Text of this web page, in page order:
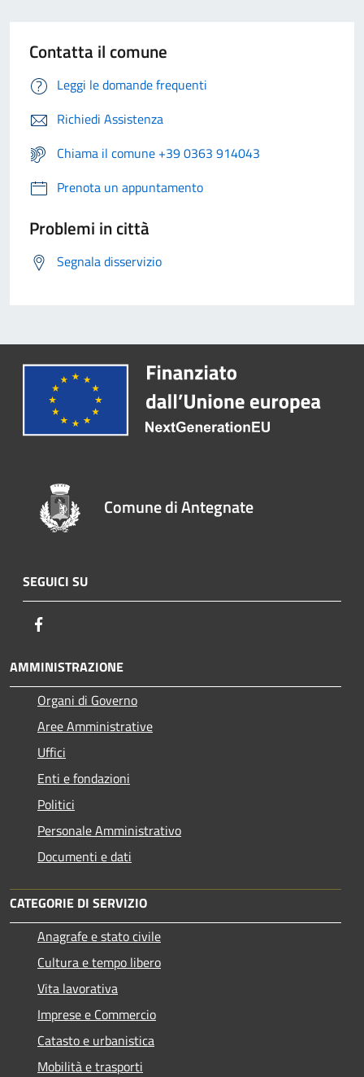
Contatta il comune
Leggi le domande frequenti
Richiedi Assistenza
Chiama il comune +39 0363 914043
Prenota un appuntamento
Problemi in città
Segnala disservizio
Comune di Antegnate
SEGUICI SU
AMMINISTRAZIONE
Organi di Governo
Aree Amministrative
Uffici
Enti e fondazioni
Politici
Personale Amministrativo
Documenti e dati
CATEGORIE DI SERVIZIO
Anagrafe e stato civile
Cultura e tempo libero
Vita lavorativa
Imprese e Commercio
Catasto e urbanistica
Mobilità e trasporti